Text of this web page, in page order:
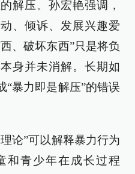
解压。孙宏艳强调，
、倾诉、发展兴趣爱
、破坏东西”只是将负
身并未消解。长期如
“暴力即是解压”的错误
论”可以解释暴力行为
和青少年在成长过程